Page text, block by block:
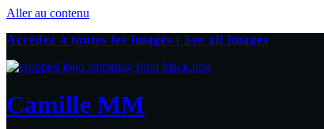
Aller au contenu
Accédez à toutes les images | See all images
Camille MM